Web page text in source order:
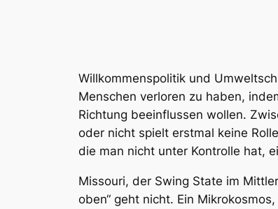
Willkommenspolitik und
Menschen verloren zu haben,
Richtung beeinflussen wollen.
oder nicht spielt erstmal keine
die man nicht unter Kontrolle hat,
Missouri, der Swing State im
oben“ geht nicht. Ein